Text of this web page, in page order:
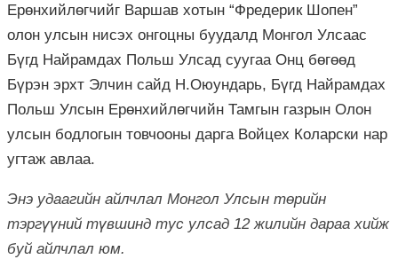
Ерөнхийлөгчийг Варшав хотын “Фредерик Шопен”
олон улсын нисэх онгоцны буудалд Монгол Улсаас
Бүгд Найрамдах Польш Улсад суугаа Онц бөгөөд
Бүрэн эрхт Элчин сайд Н.Оюундарь, Бүгд Найрамдах
Польш Улсын Ерөнхийлөгчийн Тамгын газрын Олон
улсын бодлогын товчооны дарга Войцех Коларски нар
угтаж авлаа.
Энэ удаагийн айлчлал Монгол Улсын төрийн
тэргүүний түвшинд тус улсад 12 жилийн дараа хийж
буй айлчлал юм.